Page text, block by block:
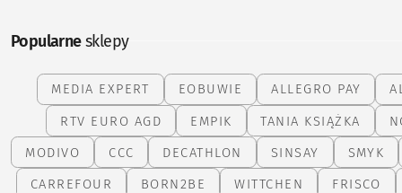
Popularnesklepy
MEDIA EXPERT EOBUWIE ALLEGRO PAY
RTV EURO AGD
EMPIK TANIA KSIĄŻKA
MODIVO
CCC DECATHLON SINSAY
SMYK
CARREFOUR
BORN2BE WITTCHEN
FRISCO